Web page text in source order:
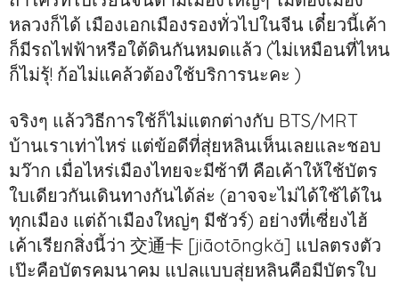
หลวงก็ได้ เมืองเอกเมืองรองทั่วไปในจีน เดี๋ยวนี้เค้า
ก็มีรถไฟฟ้าหรือใต้ดินกันหมดแล้ว (ไม่เหมือนที่ไหน
ก็ไม่รุ้! ก้อไม่แคล้วต้องใช้บริการนะคะ )
จริงๆ แล้ววิธีการใช้ก็ไม่แตกต่างกับ BTS/MRT
บ้านเราเท่าไหร่ แต่ข้อดีที่สุ่ยหลินเห็นเลยและชอบ
มว๊าก เมื่อไหร่เมืองไทยจะมีซ้าที คือเค้าให้ใช้บัตร
ใบเดียวกันเดินทางกันได้ล่ะ (อาจจะไม่ได้ใช้ได้ใน
ทุกเมือง แต่ถ้าเมืองใหญ่ๆ มีชัวร์) อย่างที่เซี่ยงไฮ้
เค้าเรียกสิ่งนี้ว่า 交通卡 [jiāotōngkǎ] แปลตรงตัว
เป๊ะคือบัตรคมนาคม แปลแบบสุ่ยหลินคือมีบัตรใบ